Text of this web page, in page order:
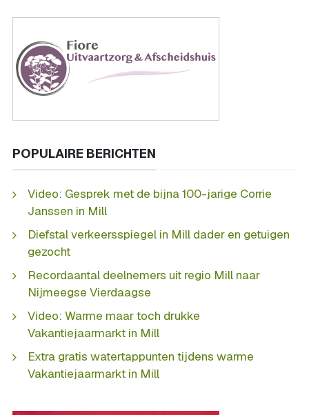
POPULAIRE BERICHTEN
Video: Gesprek met de bijna 100-jarige Corrie
Janssen in Mill
Diefstal verkeersspiegel in Mill dader en getuigen
gezocht
Recordaantal deelnemers uit regio Mill naar
Nijmeegse Vierdaagse
Video: Warme maar toch drukke
Vakantiejaarmarkt in Mill
Extra gratis watertappunten tijdens warme
Vakantiejaarmarkt in Mill